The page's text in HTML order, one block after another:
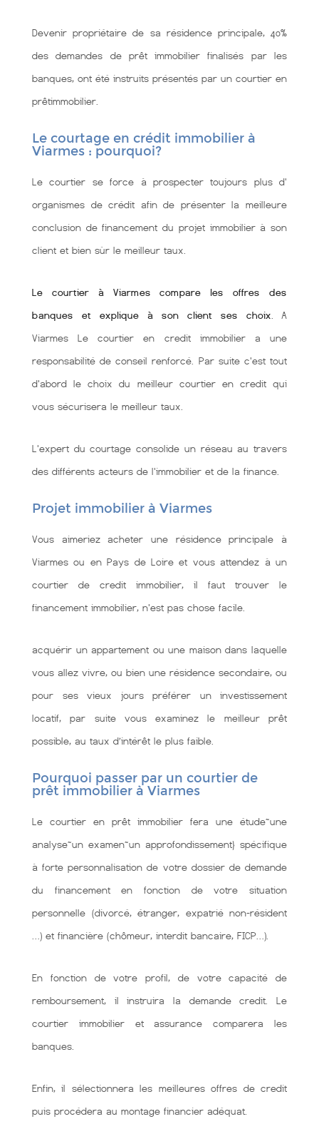
Devenir propriétaire de sa résidence principale, 40%
des demandes de prêt immobilier finalisés par les
banques, ont été instruits présentés par un courtier en
prêtimmobilier.
Le courtage en crédit immobilier à
Viarmes : pourquoi?
Le courtier se force à prospecter toujours plus d'
organismes de crédit afin de présenter la meilleure
conclusion de financement du projet immobilier à son
client et bien sùr le meilleur taux.
Le courtier à Viarmes compare les offres des
banques et explique à son client ses choix . A
Viarmes Le courtier en credit immobilier a une
responsabilité de conseil renforcé. Par suite c'est tout
d'abord le choix du meilleur courtier en credit qui
vous sécurisera le meilleur taux.
L'expert du courtage consolide un réseau au travers
des différents acteurs de l'immobilier et de la finance.
Projet immobilier à Viarmes
Vous aimeriez acheter une résidence principale à
Viarmes ou en Pays de Loire et vous attendez à un
courtier de credit immobilier, il faut trouver le
financement immobilier, n'est pas chose facile.
acquérir un appartement ou une maison dans laquelle
vous allez vivre, ou bien une résidence secondaire, ou
pour ses vieux jours préférer un investissement
locatif, par suite vous examinez le meilleur prêt
possible, au taux d’intérêt le plus faible.
Pourquoi passer par un courtier de
prêt immobilier à Viarmes
Le courtier en prêt immobilier fera une étude~une
analyse~un examen~un approfondissement} spécifique
à forte personnalisation de votre dossier de demande
du financement en fonction de votre situation
personnelle (divorcé, étranger, expatrié non-résident
…) et financière (chômeur, interdit bancaire, FICP…).
En fonction de votre profil, de votre capacité de
remboursement, il instruira la demande credit. Le
courtier immobilier et assurance comparera les
banques.
Enfin, il sélectionnera les meilleures offres de credit
puis procédera au montage financier adéquat.